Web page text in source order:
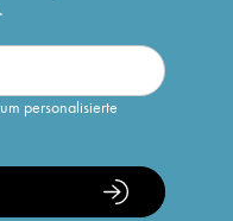
personalisierte